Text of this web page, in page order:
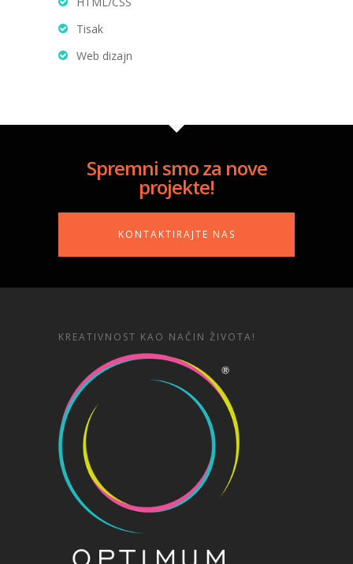
Tisak
Web dizajn
Spremni smo za nove
projekte!
KONTAKTIRAJTE NAS
KREATIVNOST KAO NAČIN ŽIVOTA!